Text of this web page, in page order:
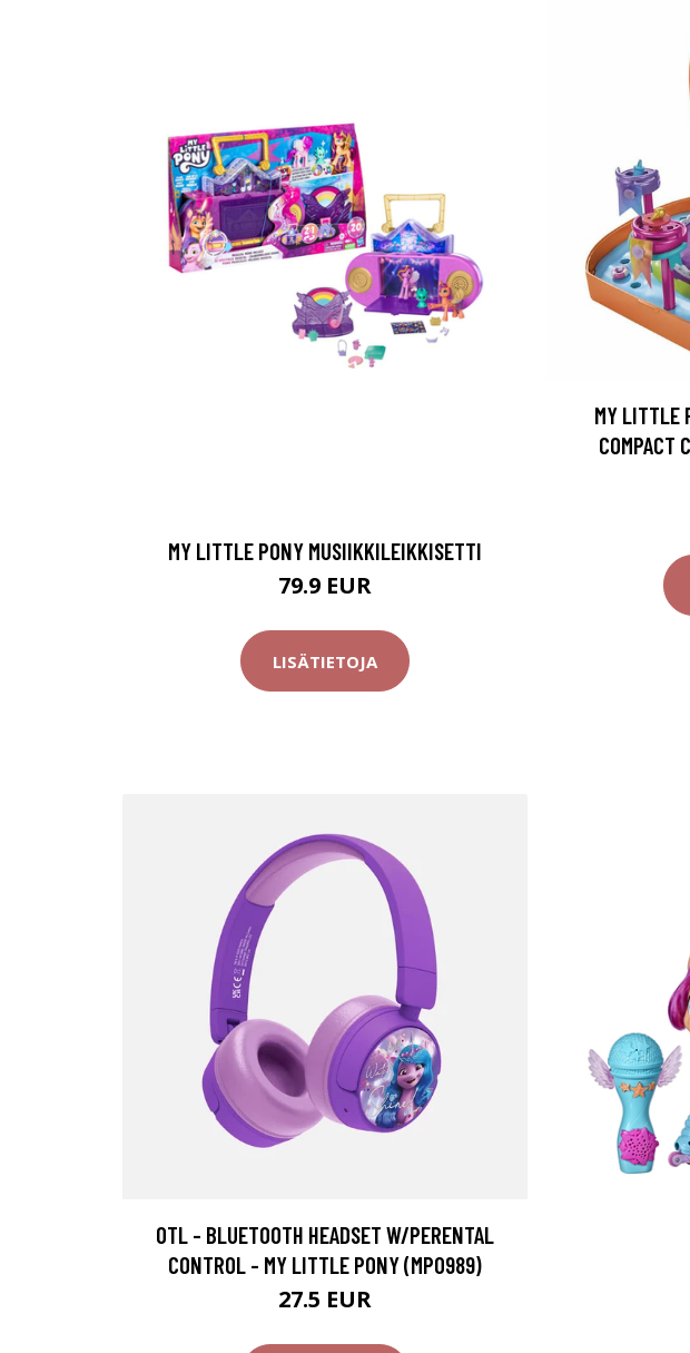
MY LITTLE PONY MUSIIKKILEIKKISETTI
79.9 EUR
LISÄTIETOJA
MY LITTLE
COMPACT
OTL - BLUETOOTH HEADSET W/PERENTAL
CONTROL - MY LITTLE PONY (MP0989)
27.5 EUR